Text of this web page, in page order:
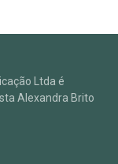
Ltda é
Alexandra Brito